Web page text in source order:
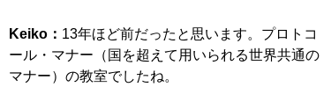
Keiko： 13年ほど前だったと思います。プロトコ
ール・マナー（国を超えて用いられる世界共通の
マナー）の教室でしたね。